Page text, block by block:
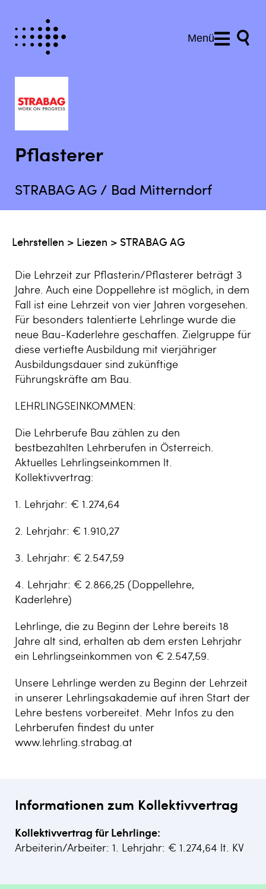
Menü
Pflasterer
STRABAG AG / Bad Mitterndorf
Lehrstellen > Liezen > STRABAG AG
Die Lehrzeit zur Pflasterin/Pflasterer beträgt 3
Jahre. Auch eine Doppellehre ist möglich, in dem
Fall ist eine Lehrzeit von vier Jahren vorgesehen.
Für besonders talentierte Lehrlinge wurde die
neue Bau-Kaderlehre geschaffen. Zielgruppe für
diese vertiefte Ausbildung mit vierjähriger
Ausbildungsdauer sind zukünftige
Führungskräfte am Bau.
LEHRLINGSEINKOMMEN:
Die Lehrberufe Bau zählen zu den
bestbezahlten Lehrberufen in Österreich.
Aktuelles Lehrlingseinkommen lt.
Kollektivvertrag:
1. Lehrjahr: € 1.274,64
2. Lehrjahr: € 1.910,27
3. Lehrjahr: € 2.547,59
4. Lehrjahr: € 2.866,25 (Doppellehre,
Kaderlehre)
Lehrlinge, die zu Beginn der Lehre bereits 18
Jahre alt sind, erhalten ab dem ersten Lehrjahr
ein Lehrlingseinkommen von € 2.547,59.
Unsere Lehrlinge werden zu Beginn der Lehrzeit
in unserer Lehrlingsakademie auf ihren Start der
Lehre bestens vorbereitet. Mehr Infos zu den
Lehrberufen findest du unter
www.lehrling.strabag.at
Informationen zum Kollektivvertrag
Kollektivvertrag für Lehrlinge:
Arbeiterin/Arbeiter: 1. Lehrjahr: € 1.274,64 lt. KV